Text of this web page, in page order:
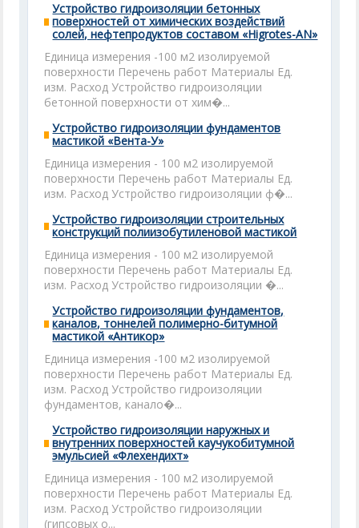
Устройство гидроизоляции бетонных
поверхностей от химических воздействий
солей, нефтепродуктов составом «Higrotes-AN»
Единица измерения -100 м2 изолируемой
поверхности Перечень работ Материалы Ед.
изм. Расход Устройство гидроизоляции
бетонной поверхности от хим�...
Устройство гидроизоляции фундаментов
мастикой «Вента-У»
Единица измерения - 100 м2 изолируемой
поверхности Перечень работ Материалы Ед.
изм. Расход Устройство гидроизоляции ф�...
Устройство гидроизоляции строительных
конструкций полиизобутиленовой мастикой
Единица измерения - 100 м2 изолируемой
поверхности Перечень работ Материалы Ед.
изм. Расход Устройство гидроизоляции �...
Устройство гидроизоляции фундаментов,
каналов, тоннелей полимерно-битумной
мастикой «Антикор»
Единица измерения -100 м2 изолируемой
поверхности Перечень работ Материалы Ед.
изм. Расход Устройство гидроизоляции
фундаментов, канало�...
Устройство гидроизоляции наружных и
внутренних поверхностей каучукобитумной
эмульсией «Флехендихт»
Единица измерения - 100 м2 изолируемой
поверхности Перечень работ Материалы Ед.
изм. Расход Устройство гидроизоляции
(гипсовых о...